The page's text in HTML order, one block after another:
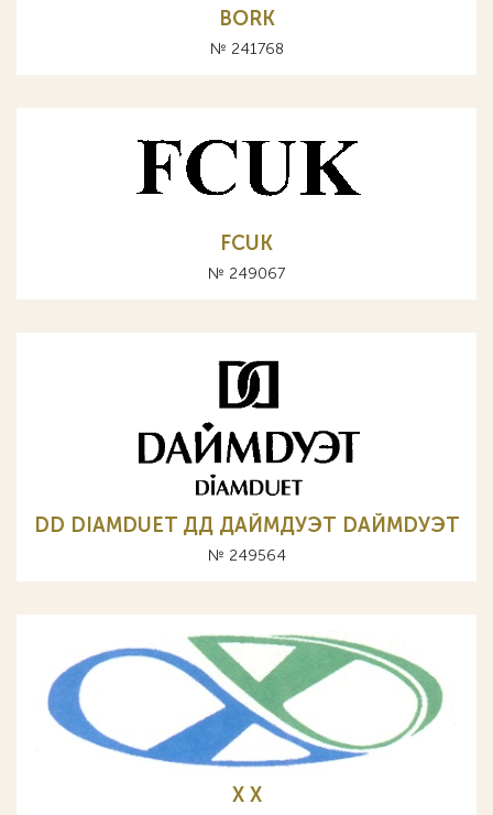
BORK
№ 241768
FCUK
№ 249067
DD DIAMDUET ДД ДАЙМДУЭТ DАЙМDУЭТ
№ 249564
Х X